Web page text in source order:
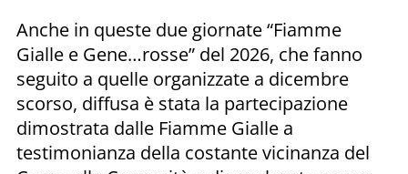
Anche in queste due giornate “Fiamme
Gialle e Gene…rosse” del 2026, che fanno
seguito a quelle organizzate a dicembre
scorso, diffusa è stata la partecipazione
dimostrata dalle Fiamme Gialle a
testimonianza della costante vicinanza del